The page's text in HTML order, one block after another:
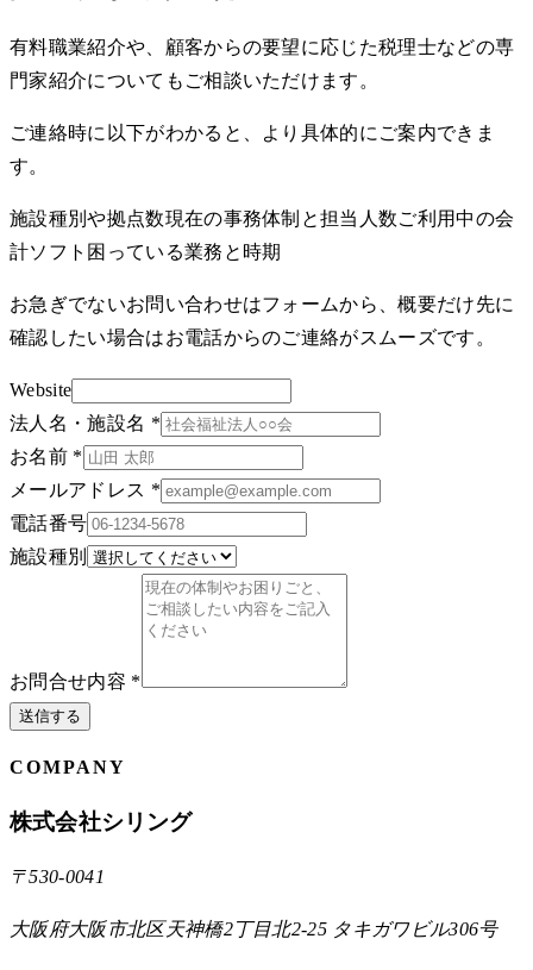
有料職業紹介や、顧客からの要望に応じた税理士などの専
門家紹介についてもご相談いただけます。
ご連絡時に以下がわかると、より具体的にご案内できま
す。
施設種別や拠点数現在の事務体制と担当人数ご利用中の会
計ソフト 困っている業務と時期
お急ぎでないお問い合わせはフォームから、概要だけ先に
確認したい場合はお電話からのご連絡がスムーズです。
Website
法人名・施設名 *
お名前 *
メールアドレス *
電話番号
施設種別
お問合せ内容 *
送信する
COMPANY
株式会社シリング
〒530-0041
大阪府大阪市北区天神橋2丁目北2-25 タキガワビル306号